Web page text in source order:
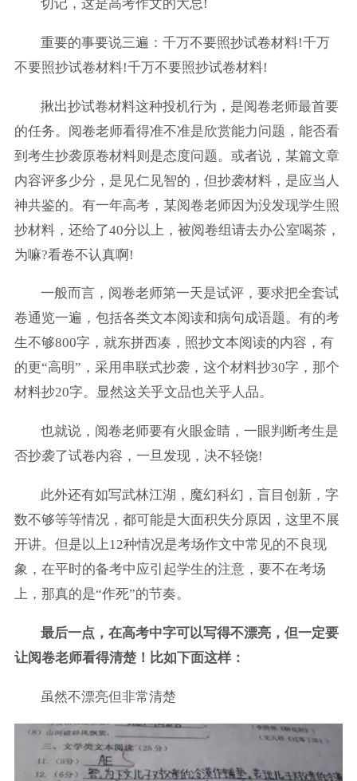
切记，这是高考作文的大忌!
重要的事要说三遍：千万不要照抄试卷材料!千万
不要照抄试卷材料!千万不要照抄试卷材料!
揪出抄试卷材料这种投机行为，是阅卷老师最首要
的任务。阅卷老师看得准不准是欣赏能力问题，能否看
到考生抄袭原卷材料则是态度问题。或者说，某篇文章
内容评多少分，是见仁见智的，但抄袭材料，是应当人
神共鉴的。有一年高考，某阅卷老师因为没发现学生照
抄材料，还给了40分以上，被阅卷组请去办公室喝茶，
为嘛?看卷不认真啊!
一般而言，阅卷老师第一天是试评，要求把全套试
卷通览一遍，包括各类文本阅读和病句成语题。有的考
生不够800字，就东拼西凑，照抄文本阅读的内容，有
的更“高明”，采用串联式抄袭，这个材料抄30字，那个
材料抄20字。显然这关乎文品也关乎人品。
也就说，阅卷老师要有火眼金睛，一眼判断考生是
否抄袭了试卷内容，一旦发现，决不轻饶!
此外还有如写武林江湖，魔幻科幻，盲目创新，字
数不够等等情况，都可能是大面积失分原因，这里不展
开讲。但是以上12种情况是考场作文中常见的不良现
象，在平时的备考中应引起学生的注意，要不在考场
上，那真的是“作死”的节奏。
最后一点，在高考中字可以写得不漂亮，但一定要
让阅卷老师看得清楚！比如下面这样：
虽然不漂亮但非常清楚